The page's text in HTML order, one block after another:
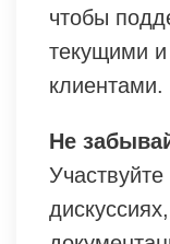
чтобы
текущими
клиентами.
Не